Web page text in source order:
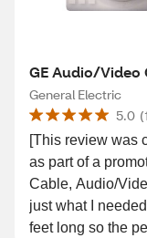
GE Audio/
General Electric
5.0 (
[This review was
as part of a
Cable, Audio/
just what I
feet long so the